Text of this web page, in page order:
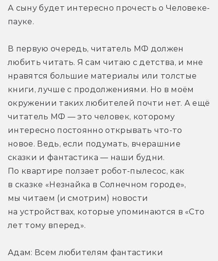
А сыну будет интересно прочесть о Человеке-
пауке.
В первую очередь, читатель МФ должен
любить читать. Я сам читаю с детства, и мне
нравятся большие материалы или толстые
книги, лучше с продолжениями. Но в моём
окружении таких любителей почти нет. А ещё
читатель МФ — это человек, которому
интересно постоянно открывать что-то
новое. Ведь, если подумать, вчерашние
сказки и фантастика — наши будни.
По квартире ползает робот-пылесос, как
в сказке «Незнайка в Солнечном городе»,
мы читаем (и смотрим) новости
на устройствах, которые упоминаются в «Сто
лет тому вперед».
Адам: Всем любителям фантастики